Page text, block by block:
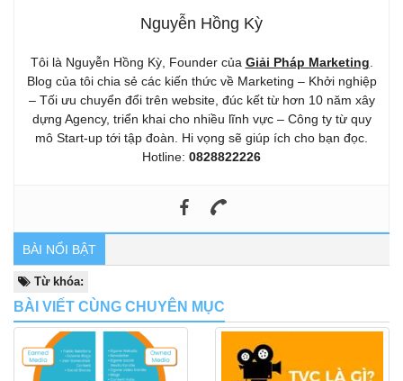
Nguyễn Hồng Kỳ
Tôi là Nguyễn Hồng Kỳ, Founder của Giải Pháp Marketing
Blog của tôi chia sẻ các kiến thức về Marketing – Khởi nghiệp
– Tối ưu chuyển đổi trên website, đúc kết từ hơn 10 năm xây
dựng Agency, triển khai cho nhiều lĩnh vực – Công ty từ quy
mô Start-up tới tập đoàn. Hi vọng sẽ giúp ích cho bạn đọc.
Hotline: 0828822226
BÀI NỔI BẬT
Từ khóa:
BÀI VIẾT CÙNG CHUYÊN MỤC